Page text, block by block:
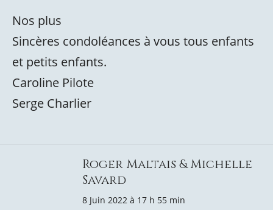
Nos plus
Sincères condoléances à vous tous enfants
et petits enfants.
Caroline Pilote
Serge Charlier
Roger Maltais & Michelle
Savard
8 Juin 2022 à 17 h 55 min